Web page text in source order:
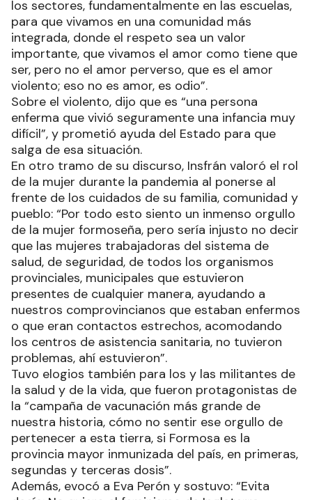
cultural que tenemos que ir trabajando en todos
los sectores, fundamentalmente en las escuelas,
para que vivamos en una comunidad más
integrada, donde el respeto sea un valor
importante, que vivamos el amor como tiene que
ser, pero no el amor perverso, que es el amor
violento; eso no es amor, es odio”.
Sobre el violento, dijo que es “una persona
enferma que vivió seguramente una infancia muy
difícil”, y prometió ayuda del Estado para que
salga de esa situación.
En otro tramo de su discurso, Insfrán valoró el rol
de la mujer durante la pandemia al ponerse al
frente de los cuidados de su familia, comunidad y
pueblo: “Por todo esto siento un inmenso orgullo
de la mujer formoseña, pero sería injusto no decir
que las mujeres trabajadoras del sistema de
salud, de seguridad, de todos los organismos
provinciales, municipales que estuvieron
presentes de cualquier manera, ayudando a
nuestros comprovincianos que estaban enfermos
o que eran contactos estrechos, acomodando
los centros de asistencia sanitaria, no tuvieron
problemas, ahí estuvieron”.
Tuvo elogios también para los y las militantes de
la salud y de la vida, que fueron protagonistas de
la “campaña de vacunación más grande de
nuestra historia, cómo no sentir ese orgullo de
pertenecer a esta tierra, si Formosa es la
provincia mayor inmunizada del país, en primeras,